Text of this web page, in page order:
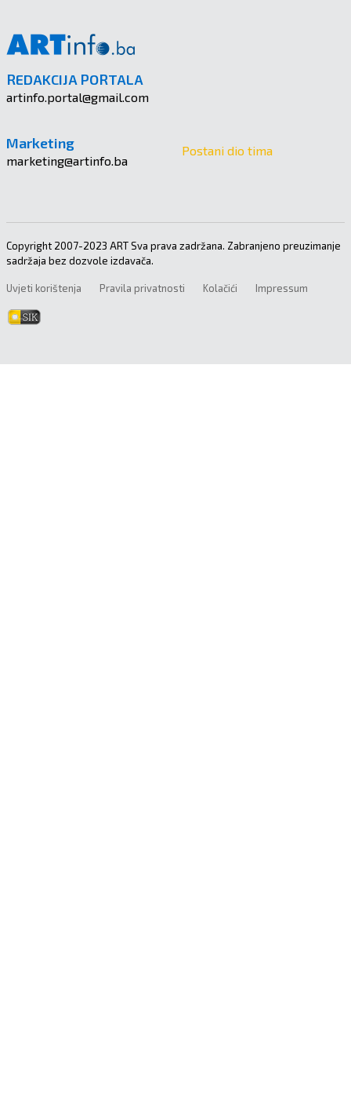
REDAKCIJA PORTALA
artinfo.portal@gmail.com
Marketing
marketing@artinfo.ba
Postani dio tima
Copyright 2007-2023 ART Sva prava zadržana. Zabranjeno preuzimanje
sadržaja bez dozvole izdavača.
Uvjeti korištenja Pravila privatnosti Kolačići Impressum